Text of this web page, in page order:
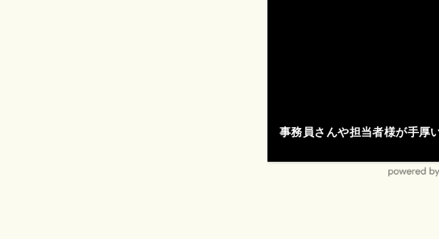
事務員さんや担当者様が手厚